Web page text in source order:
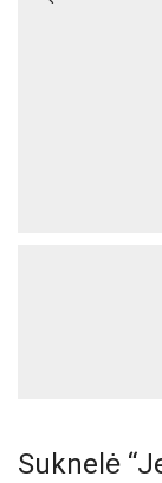
Suknelė